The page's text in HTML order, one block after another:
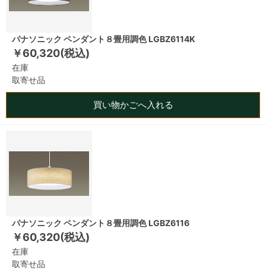
パナソニック ペンダント８畳用調色 LGBZ6114K
￥60,320(税込)
在庫
取寄せ品
買い物かごへ入れる
パナソニック ペンダント８畳用調色 LGBZ6116
￥60,320(税込)
在庫
取寄せ品